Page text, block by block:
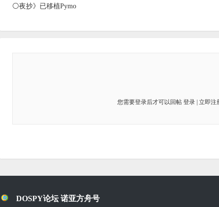
⚪夜抄》已移植Pymo
您需要登录后才可以回帖 登录| 立即注
DOSPY论坛 诺亚方舟号